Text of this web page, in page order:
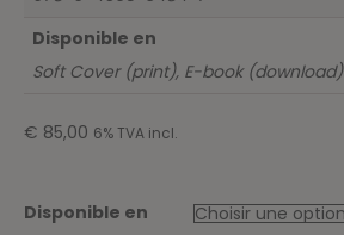
Disponible en
Soft Cover (print), E-book (download)
€ 85,00 6% TVA incl.
Disponible en